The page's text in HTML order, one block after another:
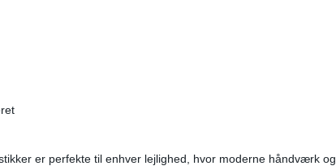
er perfekte til enhver lejlighed, hvor moderne håndværk og